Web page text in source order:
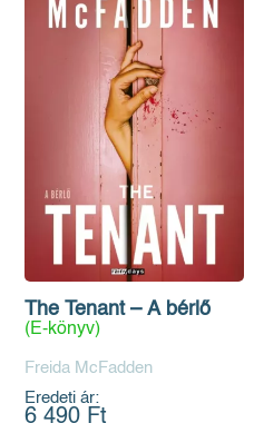
The Tenant – A bérlő
(E-könyv)
Freida McFadden
Eredeti ár:
6 490 Ft